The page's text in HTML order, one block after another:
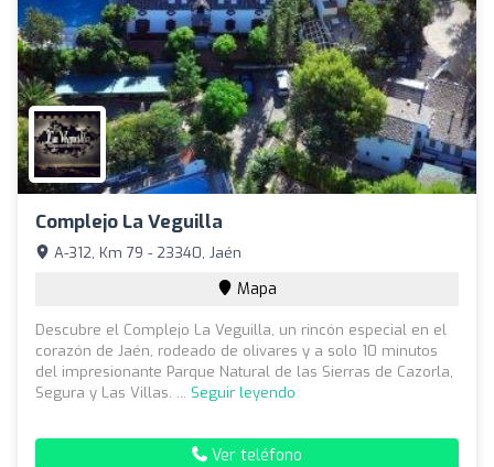
Complejo La Veguilla
A-312, Km 79 - 23340, Jaén
Mapa
Descubre el Complejo La Veguilla, un rincón especial en el
corazón de Jaén, rodeado de olivares y a solo 10 minutos
del impresionante Parque Natural de las Sierras de Cazorla,
Segura y Las Villas. ... Seguir leyendo
Ver teléfono